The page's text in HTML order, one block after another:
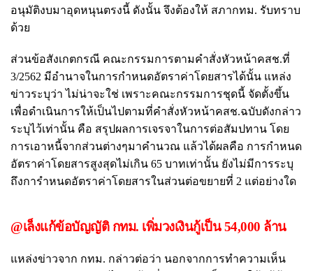
อนุมัติงบมาอุดหนุนตรงนี้ ดังนั้น จึงต้องให้ สภากทม. รับทราบ
ด้วย
ส่วนข้อสังเกตกรณี คณะกรรมการตามคำสั่งหัวหน้าคสช.ที่
3/2562 มีอำนาจในการกำหนดอัตราค่าโดยสารได้นั้น แหล่ง
ข่าวระบุว่า ไม่น่าจะใช่ เพราะคณะกรรมการชุดนี้ จัดตั้งขึ้น
เพื่อดำเนินการให้เป็นไปตามที่คำสั่งหัวหน้าคสช.ฉบับดังกล่าว
ระบุไว้เท่านั้น คือ สรุปผลการเจรจาในการต่อสัมปทาน โดย
การเอาหนี้จากส่วนต่างๆมาคำนวณ แล้วได้ผลคือ การกำหนด
อัตราค่าโดยสารสูงสุดไม่เกิน 65 บาทเท่านั้น ยังไม่มีการระบุ
ถึงการำหนดอัตราค่าโดยสารในส่วนต่อขยายที่ 2 แต่อย่างใด
@เล็งแก้ข้อบัญญัติ กทม. เพิ่มวงเงินกู้เป็น 54,000 ล้าน
แหล่งข่าวจาก กทม. กล่าวต่อว่า นอกจากการทำความเห็น